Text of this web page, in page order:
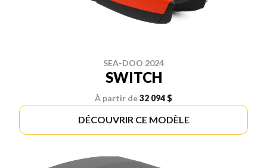
SEA-DOO 2024
SWITCH
À partir de32 094 $
DÉCOUVRIR CE MODÈLE